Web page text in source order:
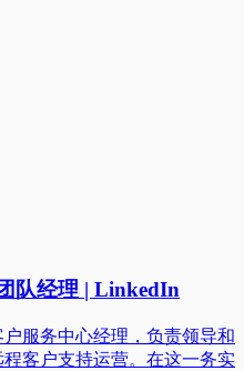
队经理 | LinkedIn
服务中心经理，负责领导和
客户支持运营。在这一务实